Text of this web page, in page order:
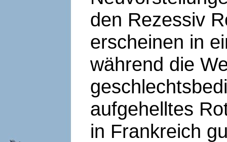
den Rezessiv
erscheinen in
während die
aufgehelltes
in Frankreich